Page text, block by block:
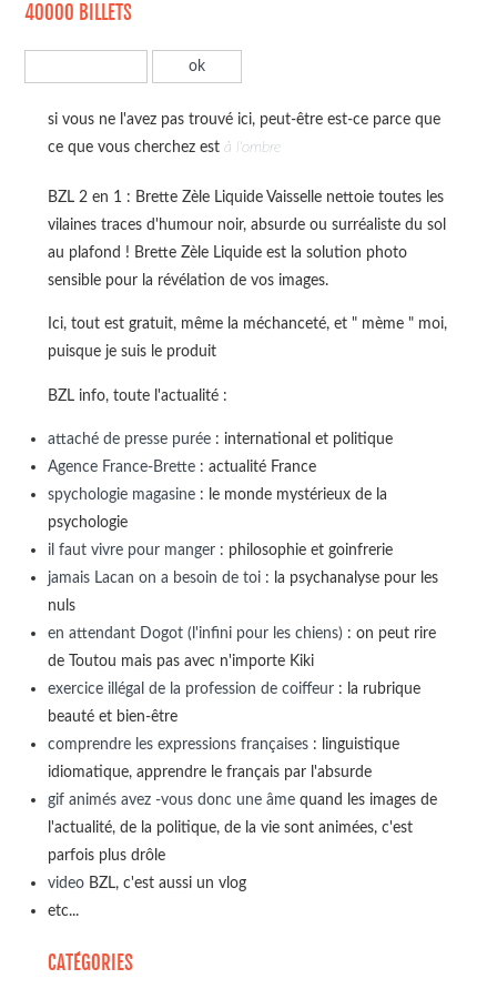
40000 BILLETS
si vous ne l'avez pas trouvé ici, peut-être est-ce parce que
ce que vous cherchez est à l'ombre
BZL 2 en 1 : Brette Zèle Liquide Vaisselle nettoie toutes les
vilaines traces d'humour noir, absurde ou surréaliste du sol
au plafond ! Brette Zèle Liquide est la solution photo
sensible pour la révélation de vos images.
Ici, tout est gratuit, même la méchanceté, et " mème " moi,
puisque je suis le produit
BZL info, toute l'actualité :
attaché de presse purée: international et politique
Agence France-Brette: actualité France
spychologie magasine: le monde mystérieux de la
psychologie
il faut vivre pour manger: philosophie et goinfrerie
jamais Lacan on a besoin de toi: la psychanalyse pour les
nuls
en attendant Dogot (l'infini pour les chiens): on peut rire
de Toutou mais pas avec n'importe Kiki
exercice illégal de la profession de coiffeur: la rubrique
beauté et bien-être
comprendre les expressions françaises: linguistique
idiomatique, apprendre le français par l'absurde
gif animés avez -vous donc une âmequand les images de
l'actualité, de la politique, de la vie sont animées, c'est
parfois plus drôle
videoBZL, c'est aussi un vlog
etc...
CATÉGORIES